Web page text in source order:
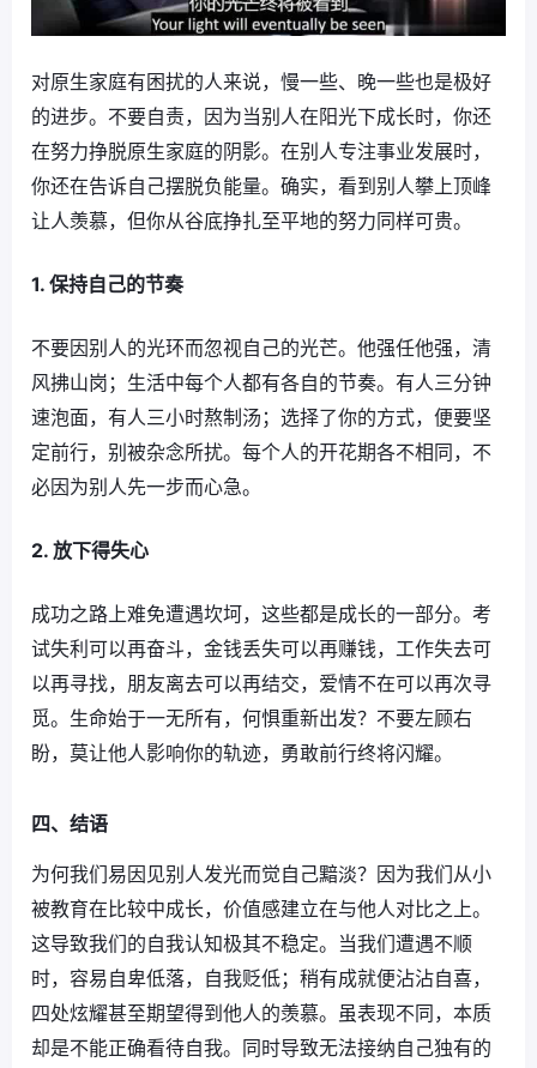
对原生家庭有困扰的人来说，慢一些、晚一些也是极好
的进步。不要自责，因为当别人在阳光下成长时，你还
在努力挣脱原生家庭的阴影。在别人专注事业发展时，
你还在告诉自己摆脱负能量。确实，看到别人攀上顶峰
让人羡慕，但你从谷底挣扎至平地的努力同样可贵。
1. 保持自己的节奏
不要因别人的光环而忽视自己的光芒。他强任他强，清
风拂山岗；生活中每个人都有各自的节奏。有人三分钟
速泡面，有人三小时熬制汤；选择了你的方式，便要坚
定前行，别被杂念所扰。每个人的开花期各不相同，不
必因为别人先一步而心急。
2. 放下得失心
成功之路上难免遭遇坎坷，这些都是成长的一部分。考
试失利可以再奋斗，金钱丢失可以再赚钱，工作失去可
以再寻找，朋友离去可以再结交，爱情不在可以再次寻
觅。生命始于一无所有，何惧重新出发？不要左顾右
盼，莫让他人影响你的轨迹，勇敢前行终将闪耀。
四、结语
为何我们易因见别人发光而觉自己黯淡？因为我们从小
被教育在比较中成长，价值感建立在与他人对比之上。
这导致我们的自我认知极其不稳定。当我们遭遇不顺
时，容易自卑低落，自我贬低；稍有成就便沾沾自喜，
四处炫耀甚至期望得到他人的羡慕。虽表现不同，本质
却是不能正确看待自我。同时导致无法接纳自己独有的